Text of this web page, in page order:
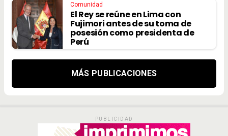
Comunidad
El Rey se reúne en Lima con
Fujimori antes de su toma de
posesión como presidenta de
Perú
MÁS PUBLICACIONES
PUBLICIDAD